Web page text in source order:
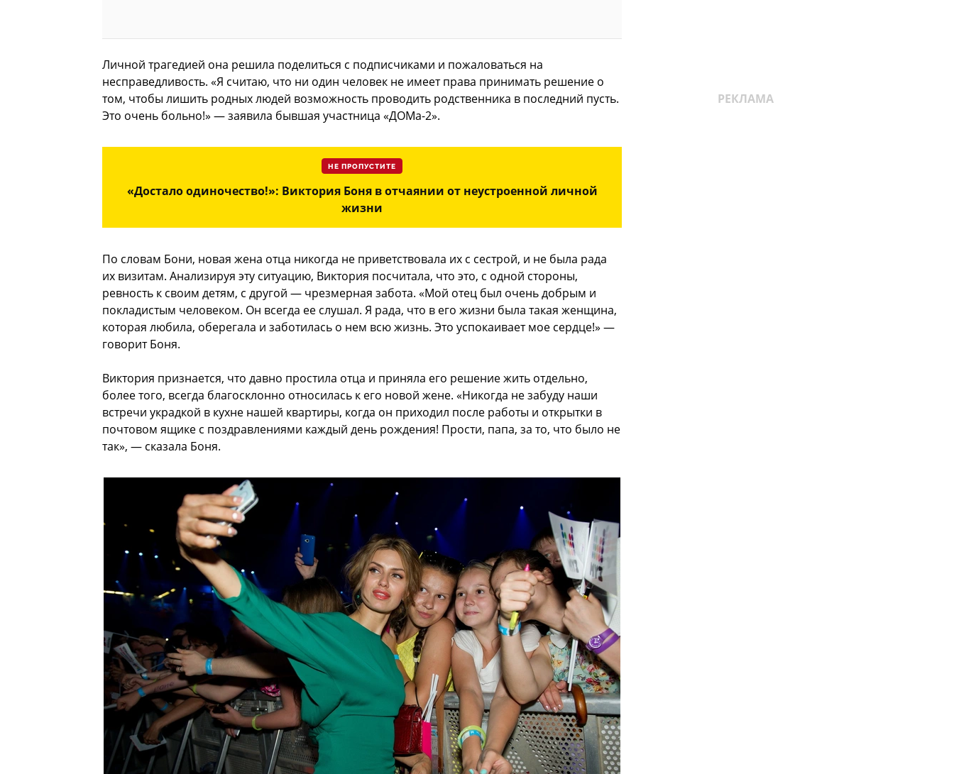
Личной трагедией она решила поделиться с подписчиками и пожаловаться на
несправедливость. «Я считаю, что ни один человек не имеет права принимать решение о
том, чтобы лишить родных людей возможность проводить родственника в последний пусть.
Это очень больно!» — заявила бывшая участница «ДОМа-2».
НЕ ПРОПУСТИТЕ
«Достало одиночество!»: Виктория Боня в отчаянии от неустроенной личной
жизни
По словам Бони, новая жена отца никогда не приветствовала их с сестрой, и не была рада
их визитам. Анализируя эту ситуацию, Виктория посчитала, что это, с одной стороны,
ревность к своим детям, с другой — чрезмерная забота. «Мой отец был очень добрым и
покладистым человеком. Он всегда ее слушал. Я рада, что в его жизни была такая женщина,
которая любила, оберегала и заботилась о нем всю жизнь. Это успокаивает мое сердце!» —
говорит Боня.
Виктория признается, что давно простила отца и приняла его решение жить отдельно,
более того, всегда благосклонно относилась к его новой жене. «Никогда не забуду наши
встречи украдкой в кухне нашей квартиры, когда он приходил после работы и открытки в
почтовом ящике с поздравлениями каждый день рождения! Прости, папа, за то, что было не
так», — сказала Боня.